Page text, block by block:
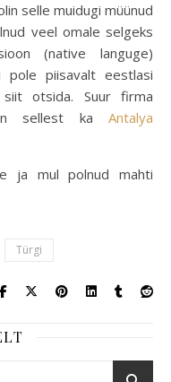
selle muidugi müünud
veel omale selgeks
(native languge)
pole piisavalt eestlasi
otsida. Suur firma
sellest ka Antalya
ja mul polnud mahti
Türgi